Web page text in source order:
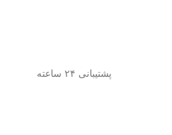
پشتیبانی ۲۴ ساعته